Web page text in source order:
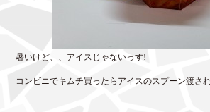
暑いけど、、アイスじゃないっす!
コンビニでキムチ買ったらアイスのスプーン渡され